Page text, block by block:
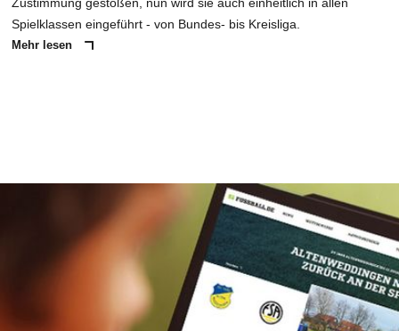
Spielklassen eingeführt - von Bundes- bis Kreisliga.
Mehr lesen